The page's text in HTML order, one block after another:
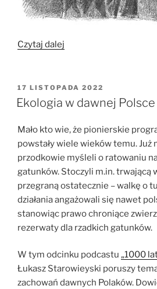
Czytaj dalej
[Podcast]”
OPUBLIKOWANE
W
17 LISTOPADA 2022
Ekologia w dawnej
Mało kto wie, że pionierskie
powstały wiele wieków temu. Już
przodkowie myśleli o ratowaniu
gatunków. Stoczyli m.in. trwającą
przegraną ostatecznie – walkę o
działania angażowali się nawet
stanowiąc prawo chroniące
rezerwaty dla rzadkich gatunków.
W tym odcinku podcastu „1000
Łukasz Starowieyski poruszy
zachowań dawnych Polaków.